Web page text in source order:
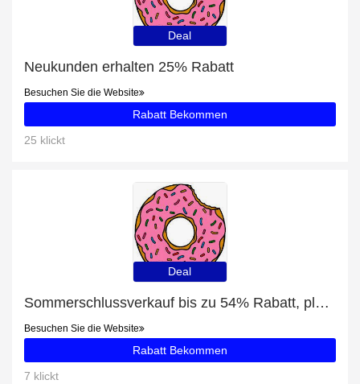
Deal
Neukunden erhalten 25% Rabatt
Besuchen Sie die Website
Rabatt Bekommen
25 klickt
Deal
Sommerschlussverkauf bis zu 54% Rabatt, plus Marge genießt die Ruhe mit 5% Rabatt
Besuchen Sie die Website
Rabatt Bekommen
7 klickt